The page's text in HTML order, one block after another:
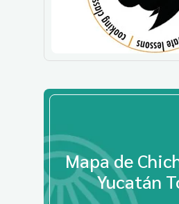
Mapa de
Yucatán